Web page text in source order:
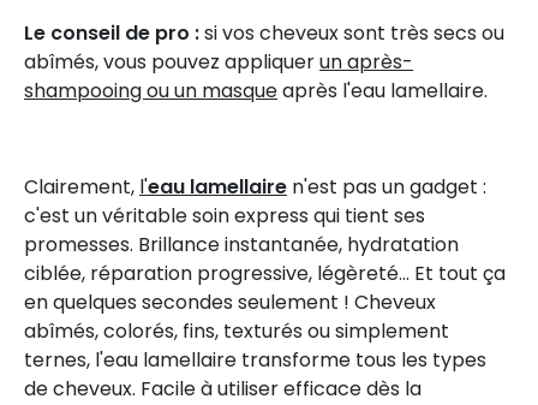
Le conseil de pro :si vos cheveux sont très secs ou
abîmés, vous pouvez appliquerun après-
shampooing ou un masqueaprès l'eau lamellaire.
Clairement, l'eau lamellaire n'est pas un gadget :
c'est un véritable soin express qui tient ses
promesses. Brillance instantanée, hydratation
ciblée, réparation progressive, légèreté... Et tout ça
en quelques secondes seulement ! Cheveux
abîmés, colorés, fins, texturés ou simplement
ternes, l'eau lamellaire transforme tous les types
de cheveux. Facile à utiliser efficace dès la